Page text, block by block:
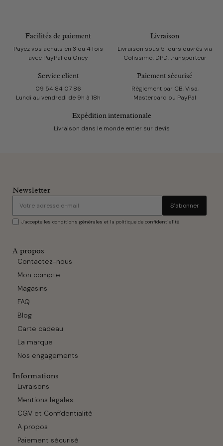
Facilités de paiement
Payez vos achats en 3 ou 4 fois
avec PayPal ou Oney
Livraison
Livraison sous 5 jours ouvrés via
Colissimo, DPD, transporteur
Service client
09 54 84 07 86
Lundi au vendredi de 9h à 18h
Paiement sécurisé
Règlement par CB, Visa,
Mastercard ou PayPal
Expédition internationale
Livraison dans le monde entier sur devis
Newsletter
S’abonner
J'accepte les conditions générales et la politique de confidentialité
A propos
Contactez-nous
Mon compte
Magasins
FAQ
Blog
Carte cadeau
La marque
Nos engagements
Informations
Livraisons
Mentions légales
CGV et Confidentialité
A propos
Paiement sécurisé